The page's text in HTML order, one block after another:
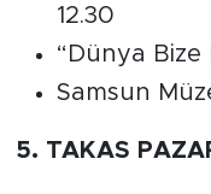
12.30
“Dünya Bize
Samsun
5. TAKAS